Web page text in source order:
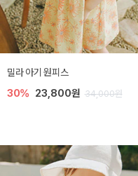
밀라 아기 원피스
30% 23,800원 34,000원